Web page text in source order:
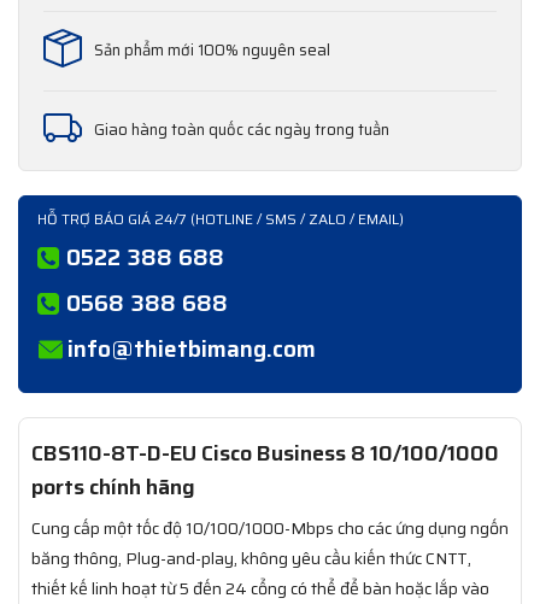
Sản phẩm mới 100% nguyên seal
Giao hàng toàn quốc các ngày trong tuần
HỖ TRỢ BÁO GIÁ 24/7 (HOTLINE / SMS / ZALO / EMAIL)
0522 388 688
0568 388 688
info@thietbimang.com
CBS110-8T-D-EU Cisco Business 8 10/100/1000
ports​ chính hãng
Cung cấp một tốc độ 10/100/1000-Mbps cho các ứng dụng ngốn
băng thông, Plug-and-play, không yêu cầu kiến thức CNTT,
thiết kế linh hoạt từ 5 đến 24 cổng có thể để bàn hoặc lắp vào